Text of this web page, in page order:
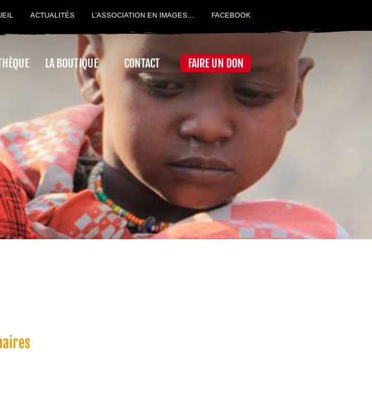
ACTUALITÉS L’ASSOCIATION EN IMAGES… FACEBOOK
LA BOUTIQUE CONTACT FAIRE UN DON